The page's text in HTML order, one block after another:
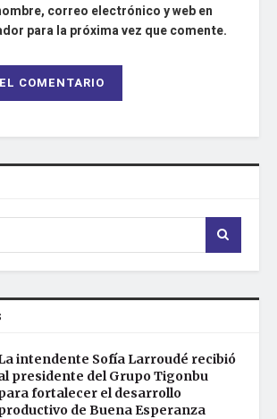
correo electrónico y web en
para la próxima vez que comente.
intendente Sofía Larroudé recibió
presidente del Grupo Tigonbu
fortalecer el desarrollo
de Buena Esperanza